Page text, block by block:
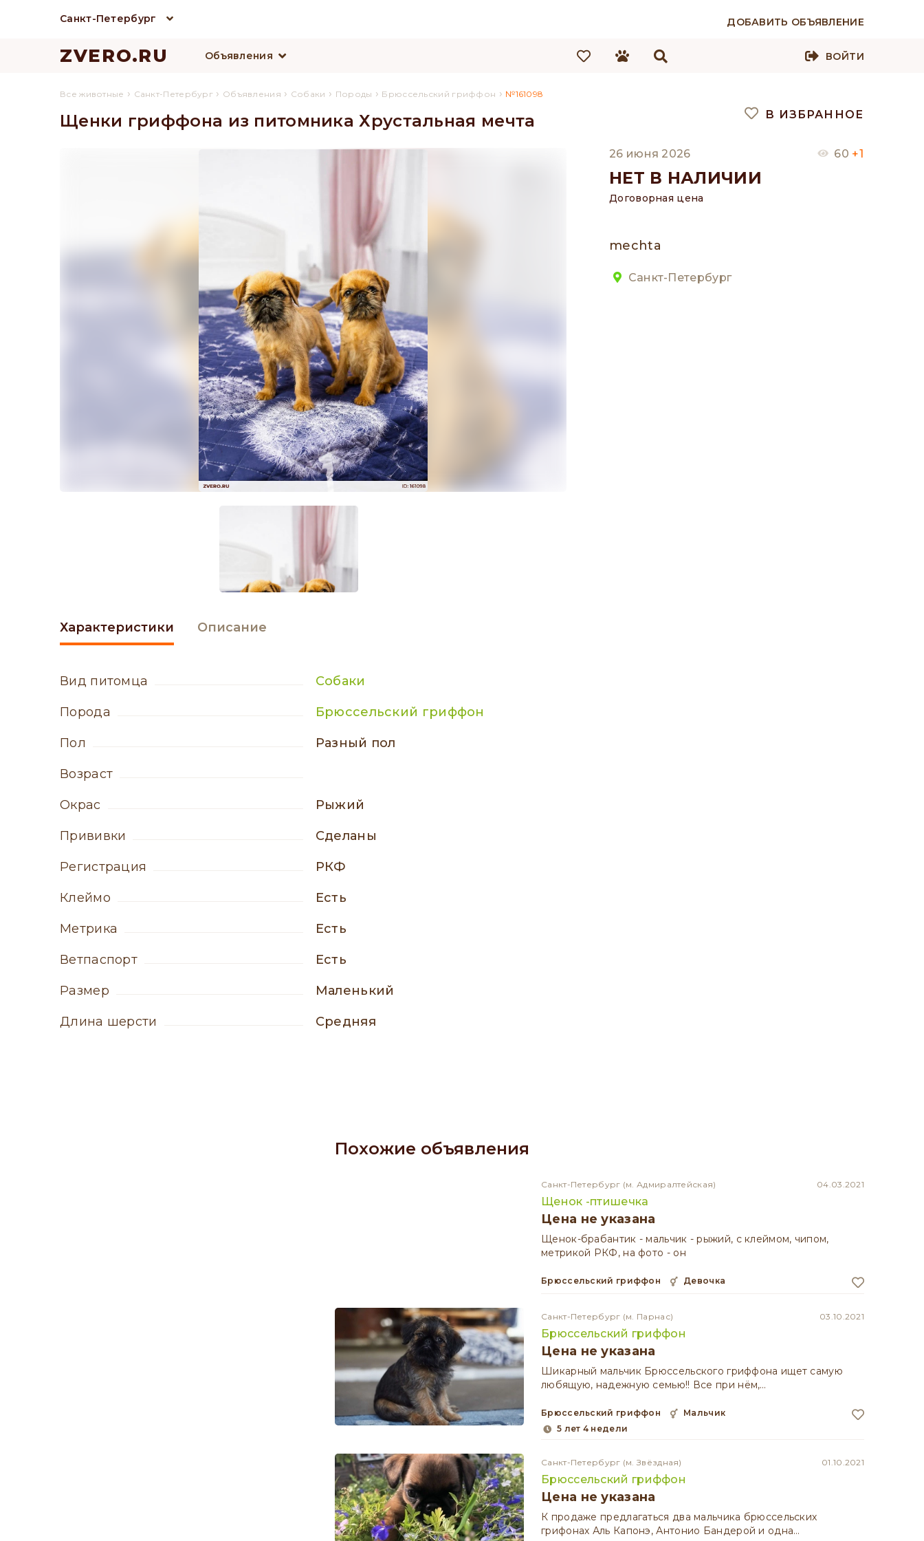
Санкт-Петербург ДОБАВИТЬ ОБЪЯВЛЕНИЕ
ZVERO.RU Объявления ВОЙТИ
Все животные › Санкт-Петербург › Объявления › Собаки › Породы › Брюссельский гриффон › №161098
Щенки гриффона из питомника Хрустальная мечта
Характеристики
вид питомца Собаки
порода Брюссельский гриффон
пол разный пол
возраст
окрас Рыжий
прививки сделаны
регистрация РКФ
клеймо есть
метрика есть
ветпаспорт есть
Размер Маленький
Длина шерсти Средняя
Описание
В ИЗБРАННОЕ
26 июня 2026 60 +1
НЕТ В НАЛИЧИИ
Договорная цена
mechta
Санкт-Петербург
Похожие объявления
Санкт-Петербург (м. Адмиралтейская) 04.03.2021
Щенок -птишечка
Цена не указана
Щенок-брабантик - мальчик - рыжий, с клеймом, чипом,
метрикой РКФ, на фото - он
Брюссельский гриффон девочка
Санкт-Петербург (м. Парнас) 03.10.2021
Брюссельский гриффон
Цена не указана
Шикарный мальчик Брюссельского гриффона ищет самую
любящую, надежную семью!! Все при нём,…
Брюссельский гриффон
мальчик
5 лет 4 недели
Санкт-Петербург (м. Звёздная) 01.10.2021
Брюссельский гриффон
Цена не указана
К продаже предлагаться два мальчика брюссельских
грифонах Аль Капонэ, Антонио Бандерой и одна…